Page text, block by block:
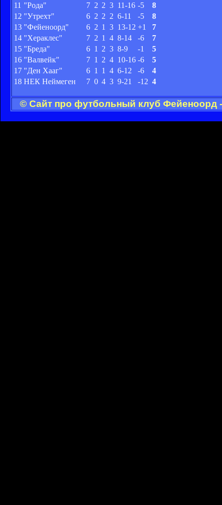
11 "Рода" 7 2 2 3 11-16 -5
8
12 "Утрехт" 6 2 2 2 6-11 -5
8
13 "Фейеноорд" 6 2 1 3 13-12 +1
7
14 "Хераклес" 7 2 1 4 8-14 -6
7
15 "Бреда" 6 1 2 3 8-9 -1
5
16 "Валвейк" 7 1 2 4 10-16 -6
5
17 "Ден Хааг" 6 1 1 4 6-12 -6
4
18 НЕК Неймеген 7 0 4 3 9-21 -12 4
© Сайт про футбольный клуб Фейеноорд